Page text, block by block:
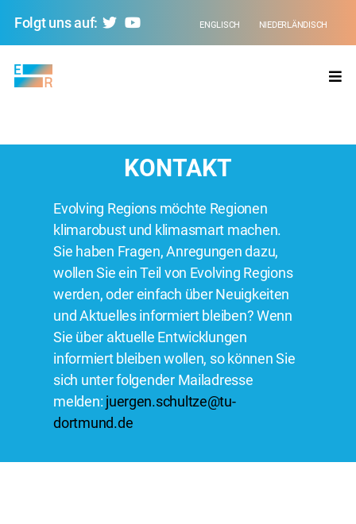
Folgt uns auf: ENGLISCH NIEDERLÄNDISCH
KONTAKT
Evolving Regions möchte Regionen
klimarobust und klimasmart machen.
Sie haben Fragen, Anregungen dazu,
wollen Sie ein Teil von Evolving Regions
werden, oder einfach über Neuigkeiten
und Aktuelles informiert bleiben? Wenn
Sie über aktuelle Entwicklungen
informiert bleiben wollen, so können Sie
sich unter folgender Mailadresse
melden: juergen.schultze@tu-
dortmund.de